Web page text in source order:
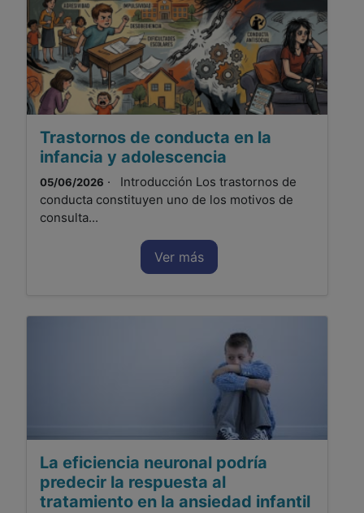
Trastornos de conducta en la
infancia y adolescencia
05/06/2026 · Introducción Los trastornos de
conducta constituyen uno de los motivos de
consulta...
Ver más
La eficiencia neuronal podría
predecir la respuesta al
tratamiento en la ansiedad infantil